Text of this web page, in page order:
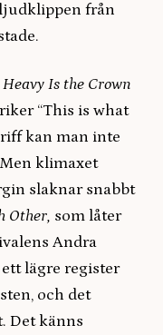
från
Heavy Is the Crown
“This is what
kan man inte
Men klimaxet
slaknar snabbt
Other, som låter
Andra
lägre register
och det
Det känns